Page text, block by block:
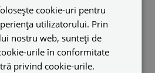
ale aplicației Drivers
eliminați categoria de călătorie
în aplicație
cookie-uri pentru
utilizatorului. Prin
nostru web, sunteți de
urile în conformitate
privind cookie-urile.